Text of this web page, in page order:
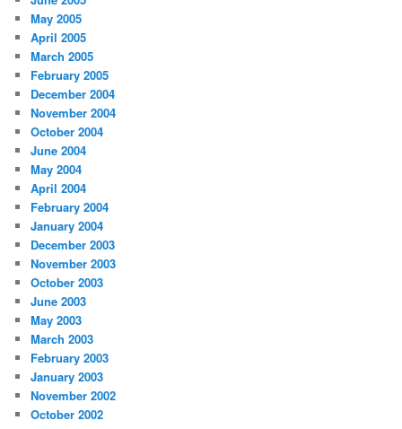
May 2005
April 2005
March 2005
February 2005
December 2004
November 2004
October 2004
June 2004
May 2004
April 2004
February 2004
January 2004
December 2003
November 2003
October 2003
June 2003
May 2003
March 2003
February 2003
January 2003
November 2002
October 2002